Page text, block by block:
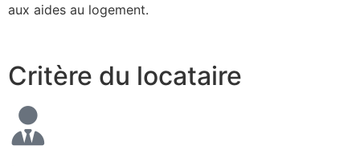
aux aides au logement.
Critère du locataire